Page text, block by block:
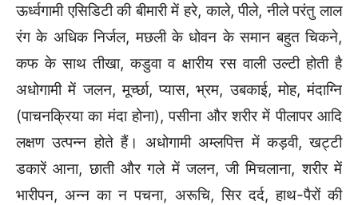
ऊर्ध्वगामी एसिडिटी की बीमारी में हरे, काले, पीले, नीले परंतु लाल
रंग के अधिक निर्जल, मछली के धोवन के समान बहुत चिकने,
कफ के साथ तीखा, कडुवा व क्षारीय रस वाली उल्टी होती है
अधोगामी में जलन, मूर्च्छा, प्यास, भ्रम, उबकाई, मोह, मंदाग्नि
(पाचनक्रिया का मंदा होना), पसीना और शरीर में पीलापर आदि
लक्षण उत्पन्न होते हैं। अधोगामी अम्लपित्त में कड़वी, खट्टी
डकारें आना, छाती और गले में जलन, जी मिचलाना, शरीर में
भारीपन, अन्न का न पचना, अरूचि, सिर दर्द, हाथ-पैरों की